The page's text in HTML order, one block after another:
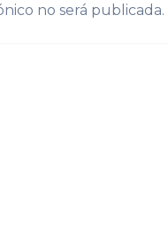
no será publicada.